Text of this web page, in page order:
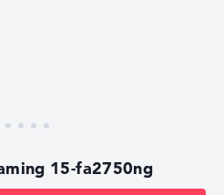
15-fa2750ng